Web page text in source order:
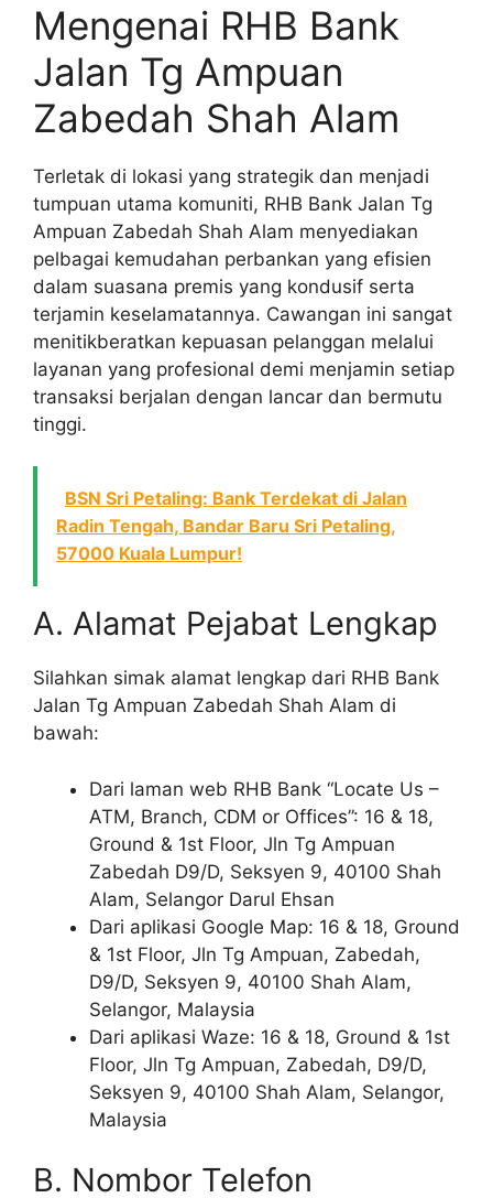
Mengenai RHB Bank
Jalan Tg Ampuan
Zabedah Shah Alam
Terletak di lokasi yang strategik dan menjadi
tumpuan utama komuniti, RHB Bank Jalan Tg
Ampuan Zabedah Shah Alam menyediakan
pelbagai kemudahan perbankan yang efisien
dalam suasana premis yang kondusif serta
terjamin keselamatannya. Cawangan ini sangat
menitikberatkan kepuasan pelanggan melalui
layanan yang profesional demi menjamin setiap
transaksi berjalan dengan lancar dan bermutu
tinggi.
BSN Sri Petaling: Bank Terdekat di Jalan
Radin Tengah, Bandar Baru Sri Petaling,
57000 Kuala Lumpur!
A. Alamat Pejabat Lengkap
Silahkan simak alamat lengkap dari RHB Bank
Jalan Tg Ampuan Zabedah Shah Alam di
bawah:
Dari laman web RHB Bank “Locate Us –
ATM, Branch, CDM or Offices”: 16 & 18,
Ground & 1st Floor, Jln Tg Ampuan
Zabedah D9/D, Seksyen 9, 40100 Shah
Alam, Selangor Darul Ehsan
Dari aplikasi Google Map: 16 & 18, Ground
& 1st Floor, Jln Tg Ampuan, Zabedah,
D9/D, Seksyen 9, 40100 Shah Alam,
Selangor, Malaysia
Dari aplikasi Waze: 16 & 18, Ground & 1st
Floor, Jln Tg Ampuan, Zabedah, D9/D,
Seksyen 9, 40100 Shah Alam, Selangor,
Malaysia
B. Nombor Telefon